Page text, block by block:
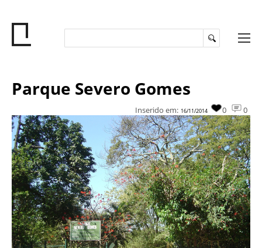
Parque Severo Gomes
0
0
Inserido em: 16/11/2014